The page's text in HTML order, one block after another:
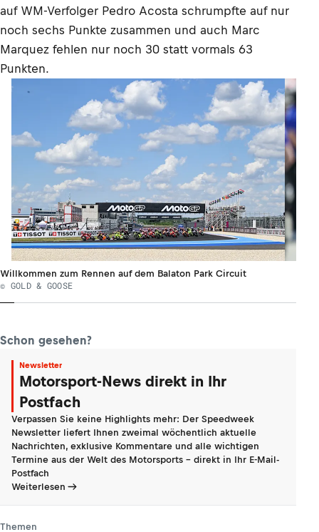
auf WM-Verfolger Pedro Acosta schrumpfte auf nur
noch sechs Punkte zusammen und auch Marc
Marquez fehlen nur noch 30 statt vormals 63
Punkten.
Willkommen zum Rennen auf dem Balaton Park Circuit
© GOLD & GOOSE
Schon gesehen?
Newsletter
Motorsport-News direkt in Ihr
Postfach
Verpassen Sie keine Highlights mehr: Der Speedweek
Newsletter liefert Ihnen zweimal wöchentlich aktuelle
Nachrichten, exklusive Kommentare und alle wichtigen
Termine aus der Welt des Motorsports - direkt in Ihr E-Mail-
Postfach
Weiterlesen
Themen